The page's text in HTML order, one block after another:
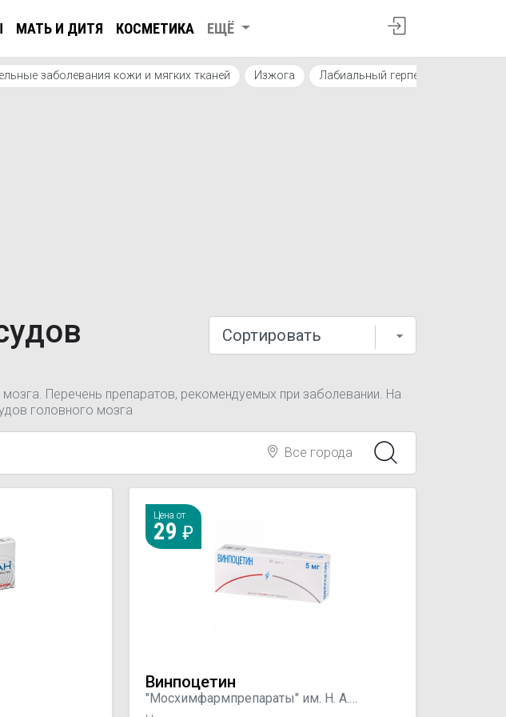
МАТЬ И ДИТЯ КОСМЕТИКА ЕЩЁ
заболевания кожи и мягких тканей Изжога Лабиальный герпес
Перечень препаратов, рекомендуемых при заболевании. На
головного мозга
Все города
Цена от
29
Винпоцетин
"Мосхимфармпрепараты" им. Н. А.
Семашко, Россия; АЛСИ Фарма, Россия;